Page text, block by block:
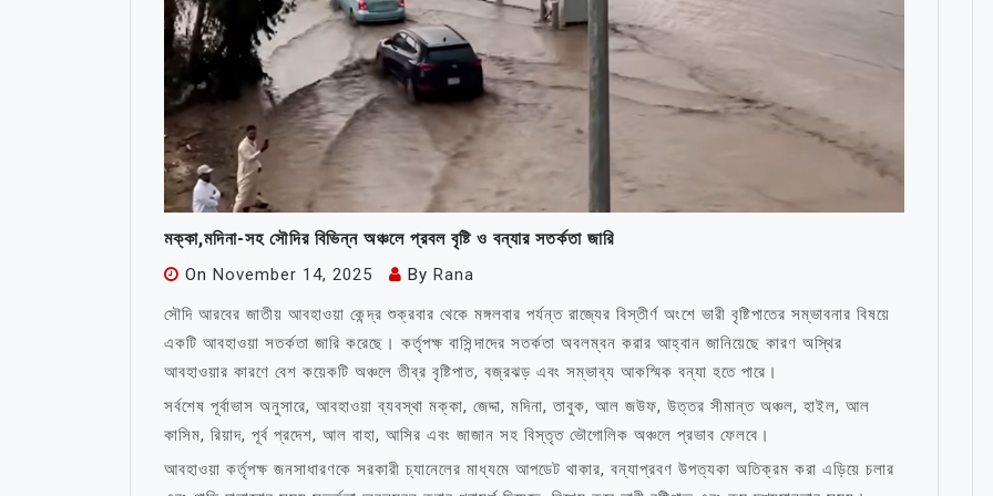
মক্কা,মদিনা-সহ সৌদির বিভিন্ন অঞ্চলে প্রবল বৃষ্টি ও বন্যার সতর্কতা জারি
On November 14, 2025 By Rana
সৌদি আরবের জাতীয় আবহাওয়া কেন্দ্র শুক্রবার থেকে মঙ্গলবার পর্যন্ত রাজ্যের বিস্তীর্ণ অংশে ভারী বৃষ্টিপাতের সম্ভাবনার বিষয়ে
একটি আবহাওয়া সতর্কতা জারি করেছে। কর্তৃপক্ষ বাসিন্দাদের সতর্কতা অবলম্বন করার আহ্বান জানিয়েছে কারণ অস্থির
আবহাওয়ার কারণে বেশ কয়েকটি অঞ্চলে তীব্র বৃষ্টিপাত, বজ্রঝড় এবং সম্ভাব্য আকস্মিক বন্যা হতে পারে।
সর্বশেষ পূর্বাভাস অনুসারে, আবহাওয়া ব্যবস্থা মক্কা, জেদ্দা, মদিনা, তাবুক, আল জউফ, উত্তর সীমান্ত অঞ্চল, হাইল, আল
কাসিম, রিয়াদ, পূর্ব প্রদেশ, আল বাহা, আসির এবং জাজান সহ বিস্তৃত ভৌগোলিক অঞ্চলে প্রভাব ফেলবে।
আবহাওয়া কর্তৃপক্ষ জনসাধারণকে সরকারী চ্যানেলের মাধ্যমে আপডেট থাকার, বন্যাপ্রবণ উপত্যকা অতিক্রম করা এড়িয়ে চলার